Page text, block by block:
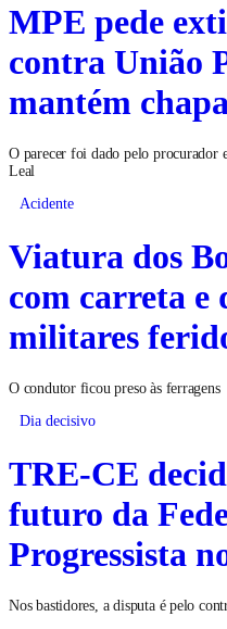
MPE pede
contra União
mantém
O parecer foi dado pelo procurador
Leal
Acidente
Viatura dos
com carreta e
militares
O condutor ficou preso às ferragens
Dia decisivo
TRE-CE
futuro da
Progressista
Nos bastidores, a disputa é pelo